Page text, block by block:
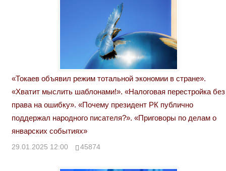
«Токаев объявил режим тотальной экономии в стране».
«Хватит мыслить шаблонами!». «Налоговая перестройка без
права на ошибку». «Почему президент РК публично
поддержал народного писателя?». «Приговоры по делам о
январских событиях»
29.01.2025 12:00 45874